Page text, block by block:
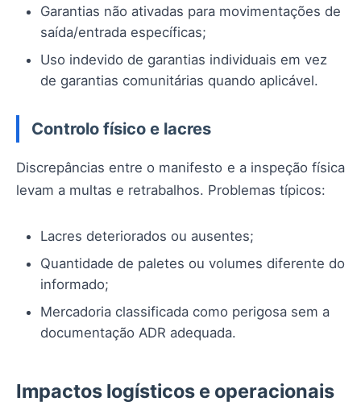
Garantias não ativadas para movimentações de
saída/entrada específicas;
Uso indevido de garantias individuais em vez
de garantias comunitárias quando aplicável.
Controlo físico e lacres
Discrepâncias entre o manifesto e a inspeção física
levam a multas e retrabalhos. Problemas típicos:
Lacres deteriorados ou ausentes;
Quantidade de paletes ou volumes diferente do
informado;
Mercadoria classificada como perigosa sem a
documentação ADR adequada.
Impactos logísticos e operacionais